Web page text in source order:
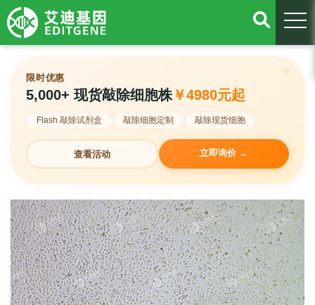
限时优惠
5,000+ 现货敲除细胞株￥4980元起
Flash 敲除试剂盒 敲除细胞定制 敲除现货细胞
查看活动 立即询价 →